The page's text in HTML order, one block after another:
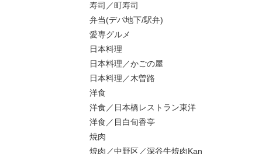
寿司／町寿司
弁当(デパ地下/駅弁)
愛専グルメ
日本料理
日本料理／かごの屋
日本料理／木曽路
洋食
洋食／日本橋レストラン東洋
洋食／目白旬香亭
焼肉
焼肉／中野区／深谷牛焼肉Kan